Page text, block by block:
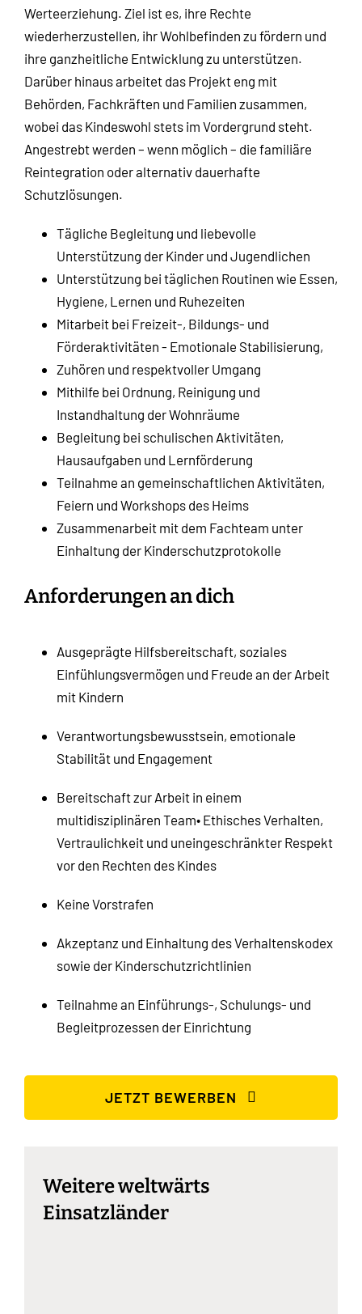
Werteerziehung. Ziel ist es, ihre Rechte
wiederherzustellen, ihr Wohlbefinden zu fördern und
ihre ganzheitliche Entwicklung zu unterstützen.
Darüber hinaus arbeitet das Projekt eng mit
Behörden, Fachkräften und Familien zusammen,
wobei das Kindeswohl stets im Vordergrund steht.
Angestrebt werden – wenn möglich – die familiäre
Reintegration oder alternativ dauerhafte
Schutzlösungen.
Tägliche Begleitung und liebevolle
Unterstützung der Kinder und Jugendlichen
Unterstützung bei täglichen Routinen wie Essen,
Hygiene, Lernen und Ruhezeiten
Mitarbeit bei Freizeit-, Bildungs- und
Förderaktivitäten - Emotionale Stabilisierung,
Zuhören und respektvoller Umgang
Mithilfe bei Ordnung, Reinigung und
Instandhaltung der Wohnräume
Begleitung bei schulischen Aktivitäten,
Hausaufgaben und Lernförderung
Teilnahme an gemeinschaftlichen Aktivitäten,
Feiern und Workshops des Heims
Zusammenarbeit mit dem Fachteam unter
Einhaltung der Kinderschutzprotokolle
Anforderungen an dich
Ausgeprägte Hilfsbereitschaft, soziales
Einfühlungsvermögen und Freude an der Arbeit
mit Kindern
Verantwortungsbewusstsein, emotionale
Stabilität und Engagement
Bereitschaft zur Arbeit in einem
multidisziplinären Team• Ethisches Verhalten,
Vertraulichkeit und uneingeschränkter Respekt
vor den Rechten des Kindes
Keine Vorstrafen
Akzeptanz und Einhaltung des Verhaltenskodex
sowie der Kinderschutzrichtlinien
Teilnahme an Einführungs-, Schulungs- und
Begleitprozessen der Einrichtung
JETZT BEWERBEN
Weitere weltwärts
Einsatzländer